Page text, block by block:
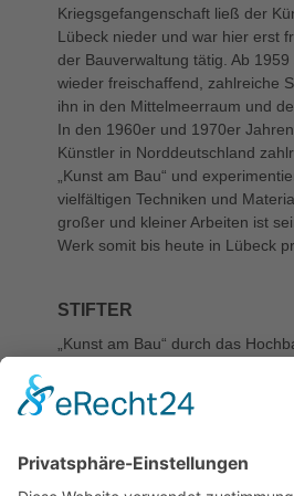
Kriegsgefangenschaft ließ der
Lübeck nieder und war hier erst
der Bauverwaltung tätig. Ab
wieder freischaffend, zahlreiche
ihn in den Mittelmeerraum und
In den 1960er und 1970er
Künstler in Norddeutschland
„Kunst am Bau“ und
vielfältigen Techniken und
großer und kleiner Arbeiten ist
Werk somit bis heute in Lübeck
STIFTER
„Kunst am Bau“ durch das
KATEGORIE
STANDORT